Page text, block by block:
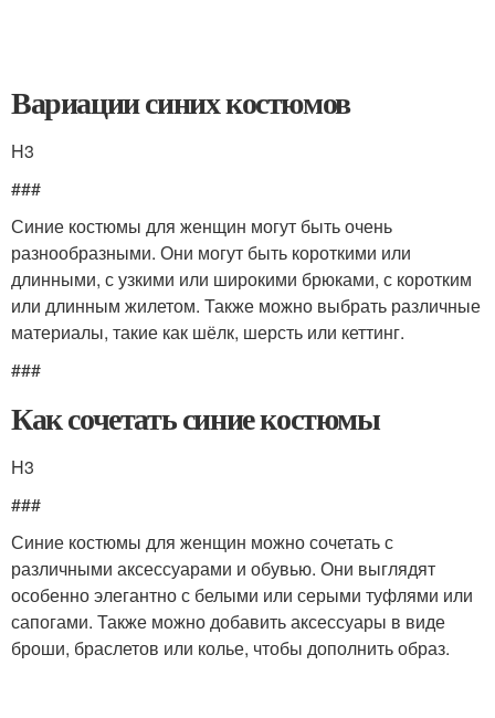
Вариации синих костюмов
H3
###
Синие костюмы для женщин могут быть очень
разнообразными. Они могут быть короткими или
длинными, с узкими или широкими брюками, с коротким
или длинным жилетом. Также можно выбрать различные
материалы, такие как шёлк, шерсть или кеттинг.
###
Как сочетать синие костюмы
H3
###
Синие костюмы для женщин можно сочетать с
различными аксессуарами и обувью. Они выглядят
особенно элегантно с белыми или серыми туфлями или
сапогами. Также можно добавить аксессуары в виде
броши, браслетов или колье, чтобы дополнить образ.